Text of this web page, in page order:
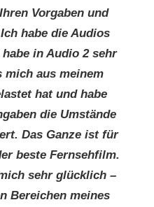
Vorgaben und
habe die Audios
in Audio 2 sehr
mich aus meinem
hat und habe
die Umstände
Das Ganze ist für
beste Fernsehfilm.
sehr glücklich –
Bereichen meines